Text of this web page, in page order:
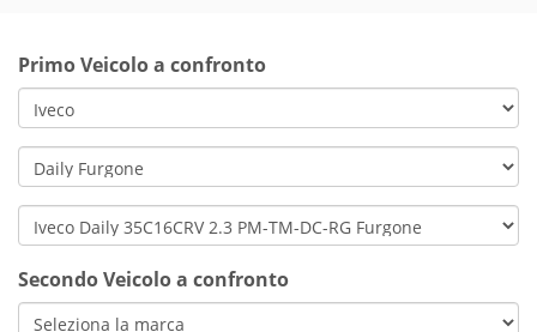
Primo Veicolo a confronto
Secondo Veicolo a confronto